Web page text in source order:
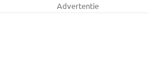
Advertentie